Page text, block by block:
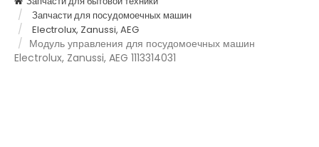
Запчасти для посудомоечных машин
Electrolux, Zanussi, AEG
Модуль управления для посудомоечных машин
Electrolux, Zanussi, AEG 1113314031